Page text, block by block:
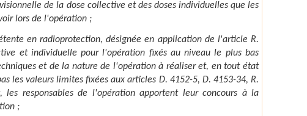
de la dose collective et des doses individuelles que les
lors de l'opération ;
en radioprotection, désignée en application de l'article R.
et individuelle pour l'opération fixés au niveau le plus bas
et de la nature de l'opération à réaliser et, en tout état
les valeurs limites fixées aux articles D. 4152-5, D. 4153-34, R.
responsables de l'opération apportent leur concours à la
;